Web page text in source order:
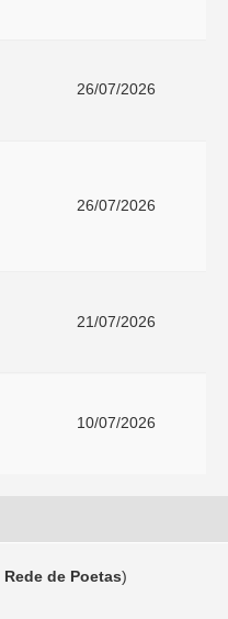
26/07/2026
26/07/2026
21/07/2026
10/07/2026
Rede de Poetas)